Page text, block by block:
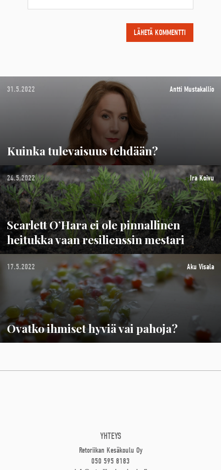
31.5.2022 Antti Mustakallio
Kuinka tulevaisuus tehdään?
24.5.2022 Ira Koivu
Scarlett O’Hara ei ole pinnallinen
heitukka vaan resilienssin mestari
17.5.2022 Aku Visala
Ovatko ihmiset hyviä vai pahoja?
YHTEYS
Retoriikan Kesäkoulu Oy
050 595 8183